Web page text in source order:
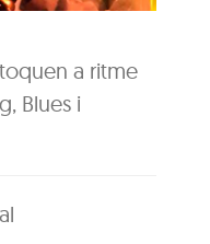
a ritme
Blues i